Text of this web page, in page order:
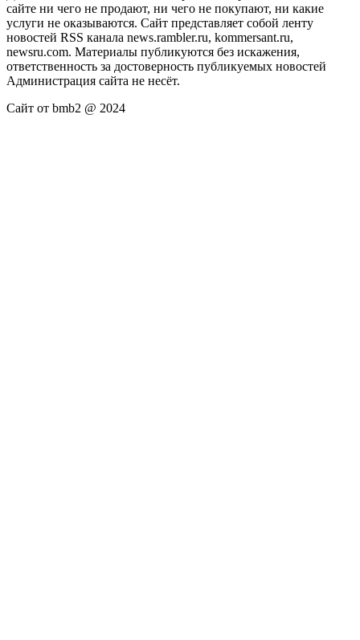
сайте ни чего не продают, ни чего не покупают, ни какие
услуги не оказываются. Сайт представляет собой ленту
новостей RSS канала news.rambler.ru, kommersant.ru,
newsru.com. Материалы публикуются без искажения,
ответственность за достоверность публикуемых новостей
Администрация сайта не несёт.
Сайт от bmb2 @ 2024